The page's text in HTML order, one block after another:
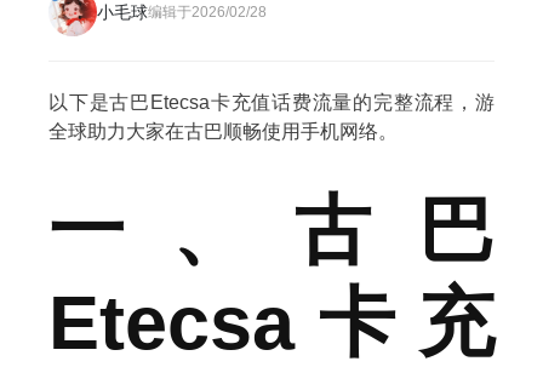
小毛球编辑于2026/02/28
以下是古巴Etecsa卡充值话费流量的完整流程，游
全球助力大家在古巴顺畅使用手机网络。
一、古巴
Etecsa卡充